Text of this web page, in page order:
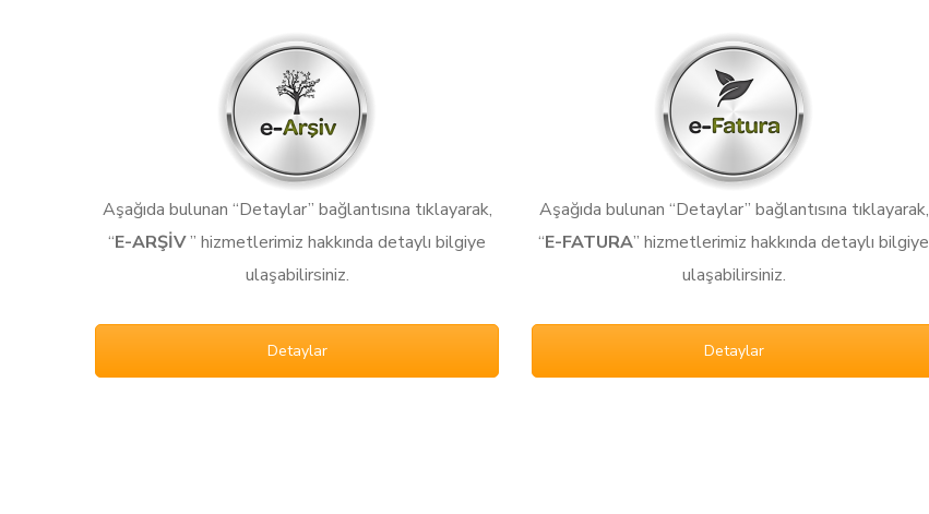
Aşağıda bulunan “Detaylar” bağlantısına tıklayarak,
“E-ARŞİV” hizmetlerimiz hakkında detaylı bilgiye
ulaşabilirsiniz.
Detaylar
Aşağıda bulunan “Detaylar” bağlantısına tıklayarak,
“E-FATURA” hizmetlerimiz hakkında detaylı bilgiye
ulaşabilirsiniz.
Detaylar